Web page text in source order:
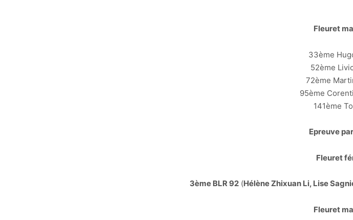
Fleuret
33ème
52ème
72ème
95ème
141ème
Epreuve
Fleuret
3ème BLR 92(Hélène Zhixuan Li, Lise
Fleuret